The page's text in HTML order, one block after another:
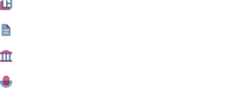
Peters, directeur van het Rathenau Instituut: “Zo kunnen
we een beter beeld schetsen van praktijkgericht
onderzoek in Nederland.”